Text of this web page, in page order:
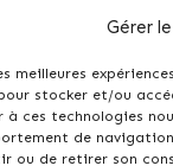
Gérer
meilleures
stocker et/ou
à ces technologies
de
ou de retirer son